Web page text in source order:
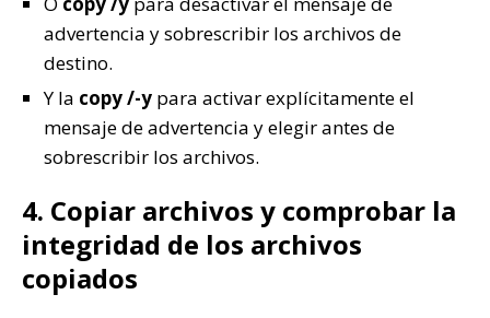
advertencia y sobrescribir los archivos de
destino.
Y la copy /-y para activar explícitamente el
mensaje de advertencia y elegir antes de
sobrescribir los archivos.
4. Copiar archivos y comprobar la
integridad de los archivos
copiados